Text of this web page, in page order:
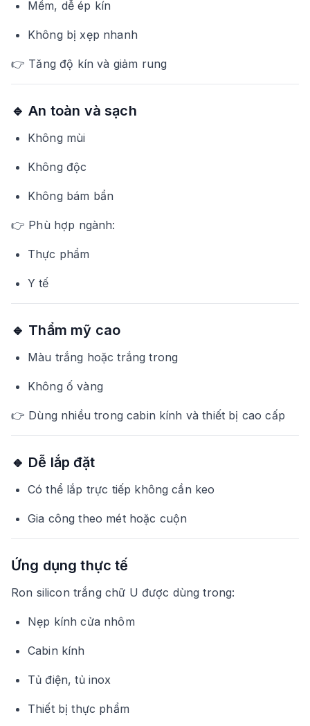
Mềm, dễ ép kín
Không bị xẹp nhanh
👉 Tăng độ kín và giảm rung
🔹 An toàn và sạch
Không mùi
Không độc
Không bám bẩn
👉 Phù hợp ngành:
Thực phẩm
Y tế
🔹 Thẩm mỹ cao
Màu trắng hoặc trắng trong
Không ố vàng
👉 Dùng nhiều trong cabin kính và thiết bị cao cấp
🔹 Dễ lắp đặt
Có thể lắp trực tiếp không cần keo
Gia công theo mét hoặc cuộn
Ứng dụng thực tế
Ron silicon trắng chữ U được dùng trong:
Nẹp kính cửa nhôm
Cabin kính
Tủ điện, tủ inox
Thiết bị thực phẩm